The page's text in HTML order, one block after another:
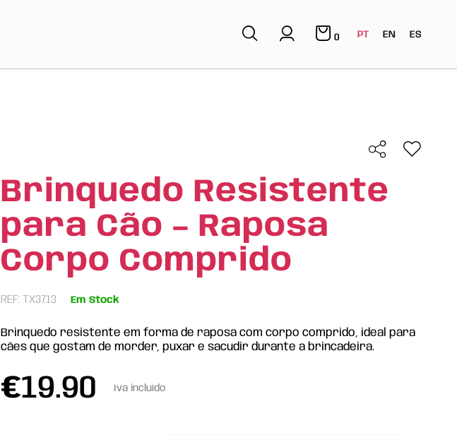
0 PT EN ES
Brinquedo Resistente
para Cão – Raposa
Corpo Comprido
REF: TX3713 Em Stock
Brinquedo resistente em forma de raposa com corpo comprido, ideal para
cães que gostam de morder, puxar e sacudir durante a brincadeira.
€19.90 Iva incluído